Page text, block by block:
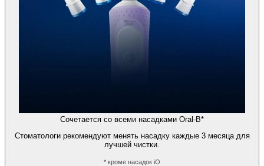
Сочетается со всеми насадками Oral-B*
Стоматологи рекомендуют менять насадку каждые 3 месяца для
лучшей чистки.
* кроме насадок iO